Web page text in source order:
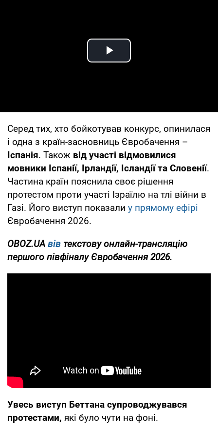
Play Video
Серед тих, хто бойкотував конкурс, опинилася
і одна з країн-засновниць Євробачення –
Іспанія. Також від участі відмовилися
мовники Іспанії, Ірландії, Ісландії та Словенії.
Частина країн пояснила своє рішення
протестом проти участі Ізраїлю на тлі війни в
Газі. Його виступ показали у прямому ефірі
Євробачення 2026.
OBOZ.UA вів текстову онлайн-трансляцію
першого півфіналу Євробачення 2026.
Увесь виступ Беттана супроводжувався
протестами, які було чути на фоні.